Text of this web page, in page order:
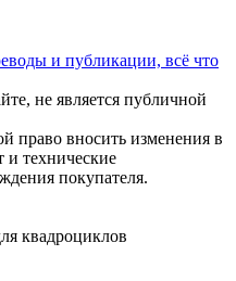
и публикации, всё что
не является публичной
право вносить изменения в
и технические
покупателя.
квадроциклов